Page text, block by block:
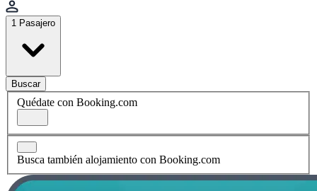
1 Pasajero
Buscar
Quédate con Booking.com
Busca también alojamiento con Booking.com